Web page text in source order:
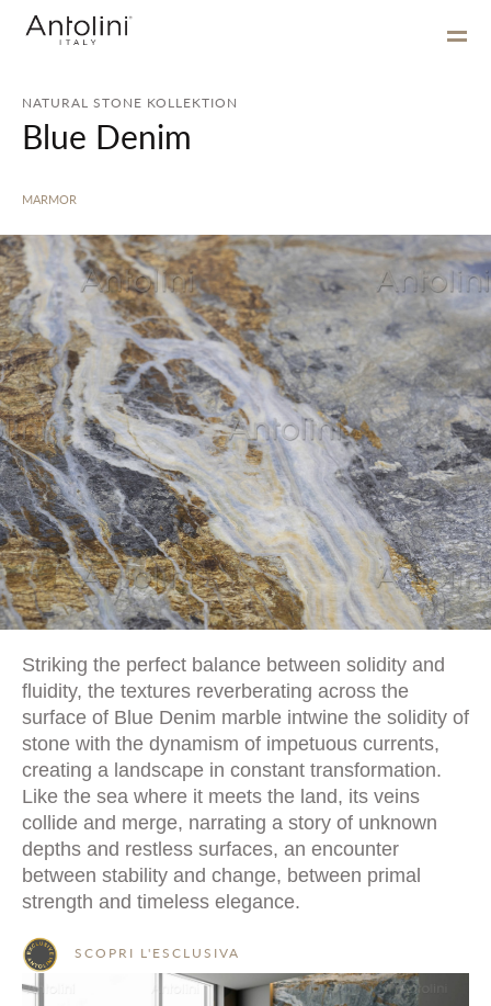
NATURAL STONE KOLLEKTION
Blue Denim
MARMOR
Striking the perfect balance between solidity and
fluidity, the textures reverberating across the
surface of Blue Denim marble intwine the solidity of
stone with the dynamism of impetuous currents,
creating a landscape in constant transformation.
Like the sea where it meets the land, its veins
collide and merge, narrating a story of unknown
depths and restless surfaces, an encounter
between stability and change, between primal
strength and timeless elegance.
SCOPRI L'ESCLUSIVA